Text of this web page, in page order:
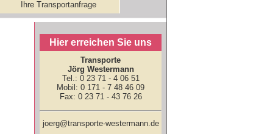
Ihre Transportanfrage
Hier erreichen Sie uns
Transporte
Jörg Westermann
Tel.: 0 23 71 - 4 06 51
Mobil: 0 171 - 7 48 46 09
Fax: 0 23 71 - 43 76 26
joerg@transporte-westermann.de